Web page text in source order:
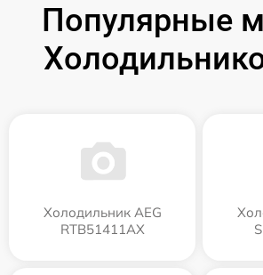
Популярные
Холодильник AEG
RTB51411AX